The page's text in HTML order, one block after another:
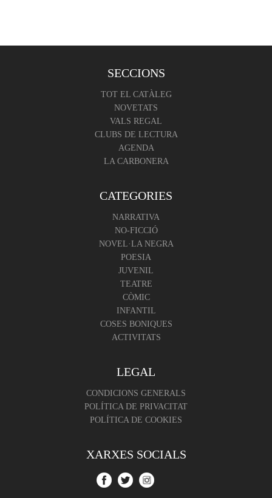
SECCIONS
TOT EL CATÀLEG
NOVETATS
VALS REGAL
CLUBS DE LECTURA
AGENDA
LA CARBONERA
CATEGORIES
NARRATIVA
NO-FICCIÓ
NOVEL·LA NEGRA
POESIA
JUVENIL
TEATRE
CÒMIC
INFANTIL
COSES BONIQUES
ACTIVITATS
LEGAL
CONDICIONS GENERALS
POLÍTICA DE PRIVACITAT
POLÍTICA DE COOKIES
XARXES SOCIALS